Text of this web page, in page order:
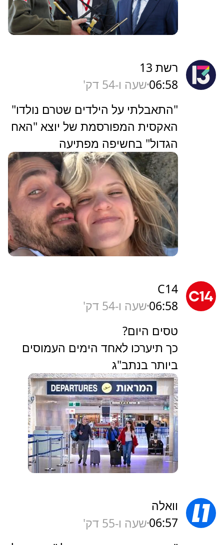
רשת 13
06:58שעה ו-54 דק'
"התאבלתי על הילדים שטרם נולדו"
האקסית המפורסמת של יוצא "האח
הגדול" בחשיפה מפתיעה
C14
06:58שעה ו-54 דק'
טסים היום?
כך תיערכו לאחד הימים העמוסים
ביותר בנתב"ג
וואלה
06:57שעה ו-55 דק'